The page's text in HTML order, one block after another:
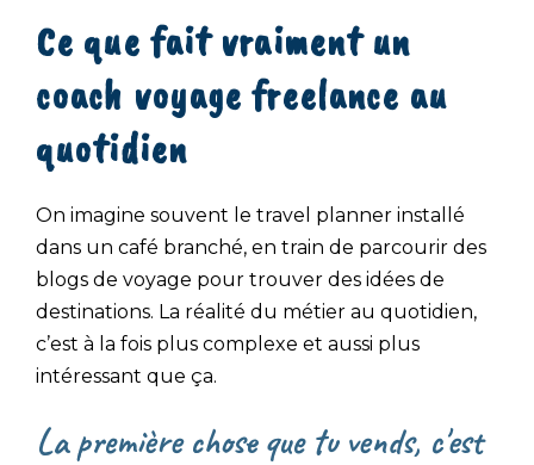
Ce que fait vraiment un
coach voyage freelance au
quotidien
On imagine souvent le travel planner installé
dans un café branché, en train de parcourir des
blogs de voyage pour trouver des idées de
destinations. La réalité du métier au quotidien,
c’est à la fois plus complexe et aussi plus
intéressant que ça.
La première chose que tu vends, c'est